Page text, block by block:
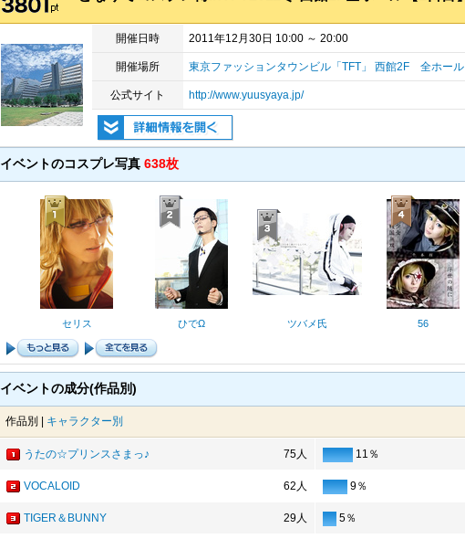
開催日時 2011年12月30日 10:00 ～ 20:00
開催場所 東京ファッションタウンビル「TFT」 西館2F 全ホール
公式サイト http://www.yuusyaya.jp/
イベントのコスプレ写真 638枚
セリス ひでΩ ツバメ氏 56
イベントの成分(作品別)
作品別 | キャラクター別
うたの☆プリンスさまっ♪ 75人 11％
VOCALOID 62人 9％
TIGER＆BUNNY 29人 5％